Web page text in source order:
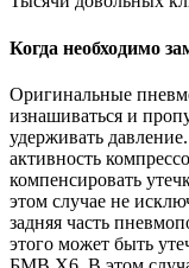
Когда необходимо
Оригинальные
изнашиваться и
удерживать
активность
компенсировать
этом случае не
задняя часть
этого может быть